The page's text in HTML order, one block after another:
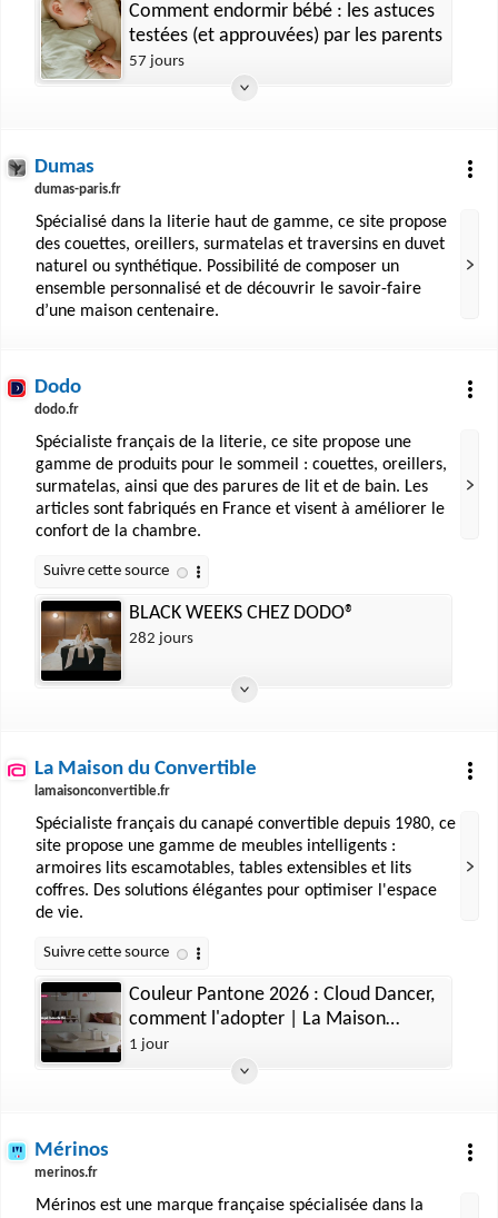
Comment endormir bébé : les astuces
testées (et approuvées) par les parents
57 jours
Dumas
dumas-paris.fr
Spécialisé dans la literie haut de gamme, ce site propose
des couettes, oreillers, surmatelas et traversins en duvet
naturel ou synthétique. Possibilité de composer un
ensemble personnalisé et de découvrir le savoir-faire
d’une maison centenaire.
Dodo
dodo.fr
Spécialiste français de la literie, ce site propose une
gamme de produits pour le sommeil : couettes, oreillers,
surmatelas, ainsi que des parures de lit et de bain. Les
articles sont fabriqués en France et visent à améliorer le
confort de la chambre.
BLACK WEEKS CHEZ DODO®
282 jours
La Maison du Convertible
lamaisonconvertible.fr
Spécialiste français du canapé convertible depuis 1980, ce
site propose une gamme de meubles intelligents :
armoires lits escamotables, tables extensibles et lits
coffres. Des solutions élégantes pour optimiser l'espace
de vie.
Couleur Pantone 2026 : Cloud Dancer,
comment l'adopter | La Maison
Convertible
1 jour
Mérinos
merinos.fr
Mérinos est une marque française spécialisée dans la